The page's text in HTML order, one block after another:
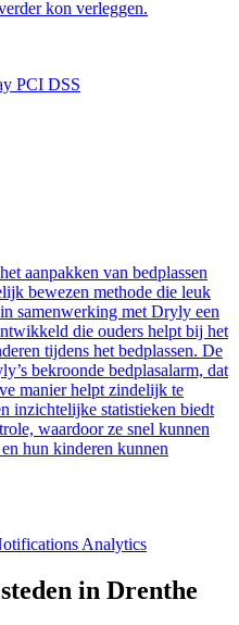
kon verleggen.
PCI DSS
aanpakken van bedplassen
bewezen methode die leuk
samenwerking met Dryly een
die ouders helpt bij het
tijdens het bedplassen. De
bekroonde bedplasalarm, dat
manier helpt zindelijk te
inzichtelijke statistieken biedt
waardoor ze snel kunnen
hun kinderen kunnen
Analytics
in Drenthe